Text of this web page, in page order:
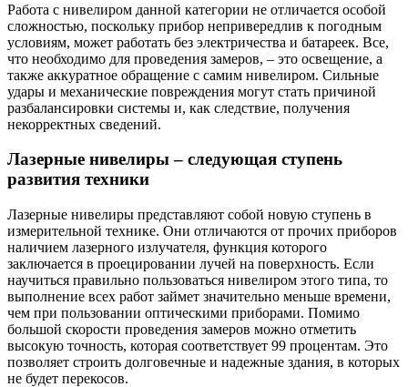
Работа с нивелиром данной категории не отличается особой
сложностью, поскольку прибор непривередлив к погодным
условиям, может работать без электричества и батареек. Все,
что необходимо для проведения замеров, – это освещение, а
также аккуратное обращение с самим нивелиром. Сильные
удары и механические повреждения могут стать причиной
разбалансировки системы и, как следствие, получения
некорректных сведений.
Лазерные нивелиры – следующая ступень
развития техники
Лазерные нивелиры представляют собой новую ступень в
измерительной технике. Они отличаются от прочих приборов
наличием лазерного излучателя, функция которого
заключается в проецировании лучей на поверхность. Если
научиться правильно пользоваться нивелиром этого типа, то
выполнение всех работ займет значительно меньше времени,
чем при пользовании оптическими приборами. Помимо
большой скорости проведения замеров можно отметить
высокую точность, которая соответствует 99 процентам. Это
позволяет строить долговечные и надежные здания, в которых
не будет перекосов.